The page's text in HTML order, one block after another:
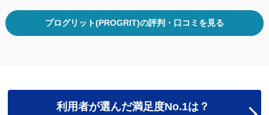
プログリット(PROGRIT)の評判・口コミを見る
利用者が選んだ満足度No.1は？